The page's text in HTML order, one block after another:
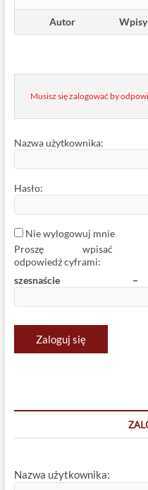
Autor Wpisy
Musisz się zalogować by
Nazwa użytkownika:
Hasło:
Nie wylogowuj mnie
Proszę wpisać
odpowiedź cyframi:
Zaloguj się
Nazwa użytkownika: